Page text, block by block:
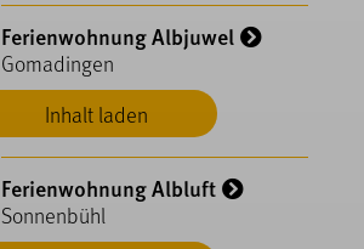
Inhalt laden
Ferienwohnung Albjuwel
Gomadingen
Ferienwohnung Albluft
Sonnenbühl